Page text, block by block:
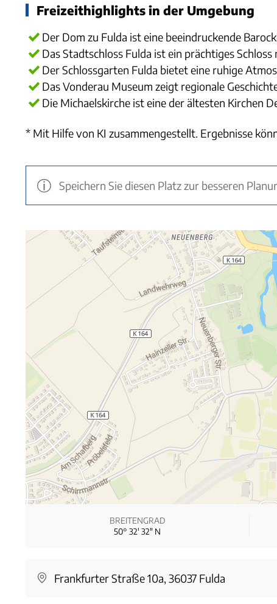
Freizeithighlights in der Umgebung
Der Dom zu Fulda ist eine beeindruckende
Das Stadtschloss Fulda ist ein prächtiges
Der Schlossgarten Fulda bietet eine ruhige
Das Vonderau Museum zeigt regionale
Die Michaelskirche ist eine der ältesten Kirchen
* Mit Hilfe von KI zusammengestellt. Ergebnisse
Speichern Sie diesen Platz zur besseren
BREITENGRAD
50° 32′ 32″ N
Frankfurter Straße 10a, 36037 Fulda